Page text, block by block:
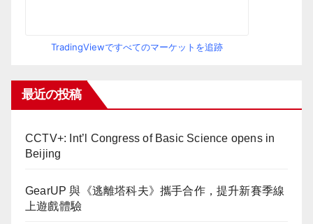
TradingViewですべてのマーケットを追跡
最近の投稿
CCTV+: Int’l Congress of Basic Science opens in
Beijing
GearUP 與《逃離塔科夫》攜手合作，提升新賽季線
上遊戲體驗